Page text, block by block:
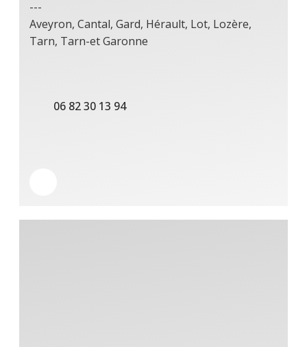
---
Aveyron, Cantal, Gard, Hérault, Lot, Lozère,
Tarn, Tarn-et Garonne
06 82 30 13 94